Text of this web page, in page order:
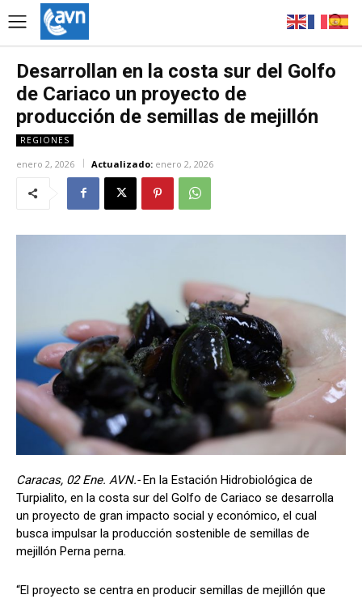
Desarrollan en la costa sur del Golfo
de Cariaco un proyecto de
producción de semillas de mejillón
REGIONES
enero 2, 2026 Actualizado: enero 2, 2026
Caracas, 02 Ene. AVN.-En la Estación Hidrobiológica de
Turpialito, en la costa sur del Golfo de Cariaco se desarrolla
un proyecto de gran impacto social y económico, el cual
busca impulsar la producción sostenible de semillas de
mejillón Perna perna.
“El proyecto se centra en producir semillas de mejillón que